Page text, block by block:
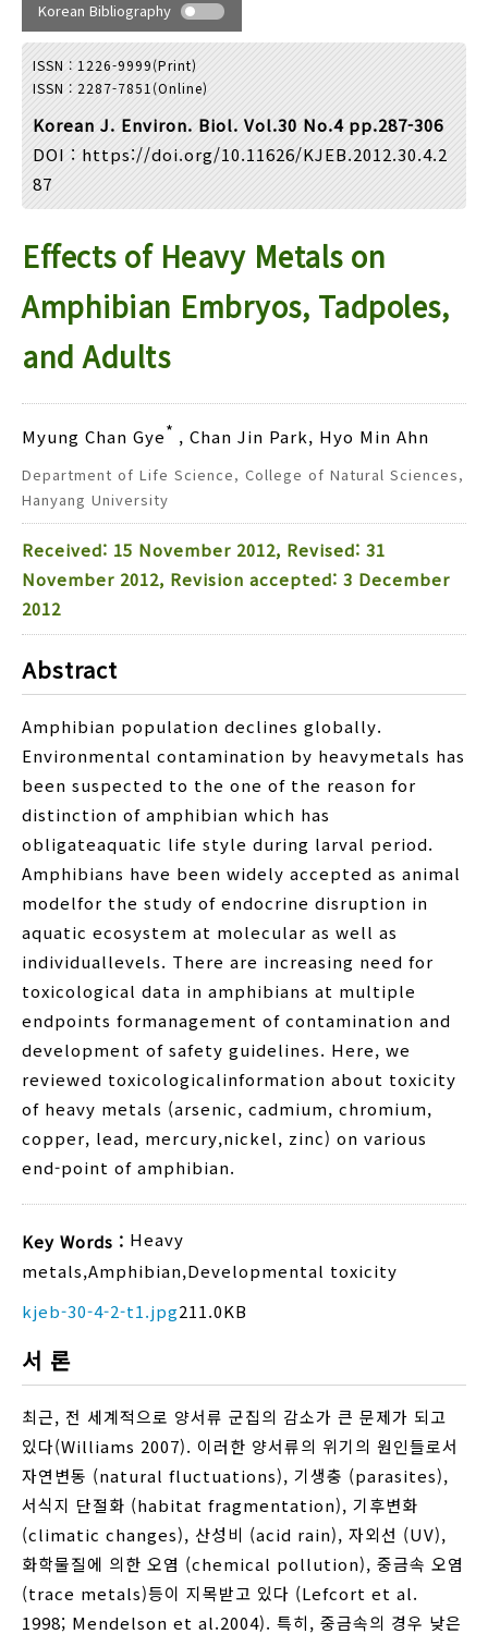
Search :
Search Advanced Search
Adode Reader(link)
Korean Bibliography
ISSN : 1226-9999(Print)
ISSN : 2287-7851(Online)
Korean J. Environ. Biol. Vol.30 No.4 pp.287-306
DOI : https://doi.org/10.11626/KJEB.2012.30.4.2
87
Effects of Heavy Metals on
Amphibian Embryos, Tadpoles,
and Adults
Myung Chan Gye* , Chan Jin Park, Hyo Min Ahn
Department of Life Science, College of Natural Sciences,
Hanyang University
Received: 15 November 2012, Revised: 31
November 2012, Revision accepted: 3 December
2012
Abstract
Amphibian population declines globally.
Environmental contamination by heavymetals has
been suspected to the one of the reason for
distinction of amphibian which has
obligateaquatic life style during larval period.
Amphibians have been widely accepted as animal
modelfor the study of endocrine disruption in
aquatic ecosystem at molecular as well as
individuallevels. There are increasing need for
toxicological data in amphibians at multiple
endpoints formanagement of contamination and
development of safety guidelines. Here, we
reviewed toxicologicalinformation about toxicity
of heavy metals (arsenic, cadmium, chromium,
copper, lead, mercury,nickel, zinc) on various
end-point of amphibian.
Key Words : Heavy
metals,Amphibian,Developmental toxicity
kjeb-30-4-2-t1.jpg211.0KB
서 론
최근, 전 세계적으로 양서류 군집의 감소가 큰 문제가 되고
있다(Williams 2007). 이러한 양서류의 위기의 원인들로서
자연변동 (natural fluctuations), 기생충 (parasites),
서식지 단절화 (habitat fragmentation), 기후변화
(climatic changes), 산성비 (acid rain), 자외선 (UV),
화학물질에 의한 오염 (chemical pollution), 중금속 오염
(trace metals)등이 지목받고 있다 (Lefcort et al.
1998; Mendelson et al.2004). 특히, 중금속의 경우 낮은